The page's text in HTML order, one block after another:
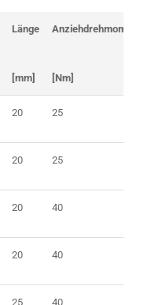
Länge Anziehdrehmoment
[mm] [Nm]
20 25
20 25
20 40
20 40
25 40